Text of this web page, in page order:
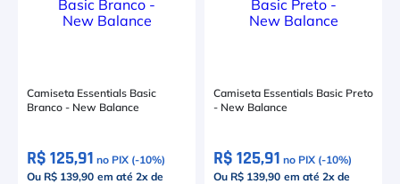
Camiseta Essentials Basic
Branco - New Balance
R$ 125,91 no PIX (-10%)
Ou R$ 139,90 em até 2x de
Camiseta Essentials Basic Preto
- New Balance
R$ 125,91 no PIX (-10%)
Ou R$ 139,90 em até 2x de